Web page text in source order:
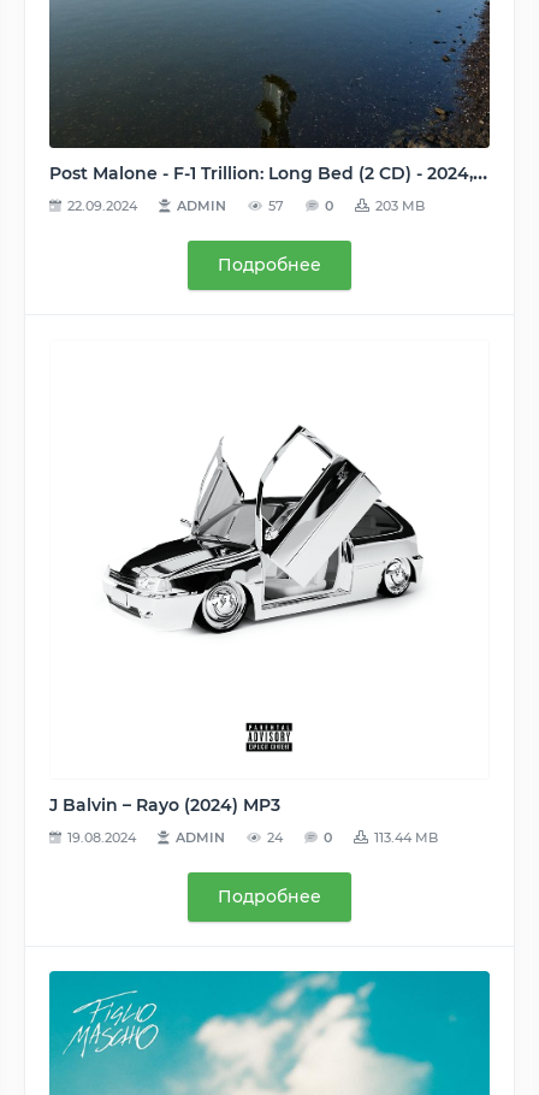
Post Malone - F-1 Trillion: Long Bed (2 CD) - 2024, MP3, 320 kbps
22.09.2024 ADMIN 57 0 203 MB
Подробнее
J Balvin – Rayo (2024) MP3
19.08.2024 ADMIN 24 0 113.44 MB
Подробнее